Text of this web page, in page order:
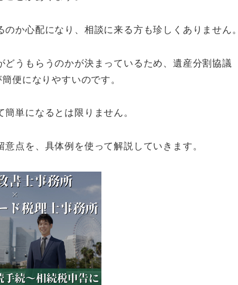
か心配になり、相談に来る方も珍しくありません。
うもらうのかが決まっているため、遺産分割協議
便になりやすいのです。
単になるとは限りません。
点を、具体例を使って解説していきます。